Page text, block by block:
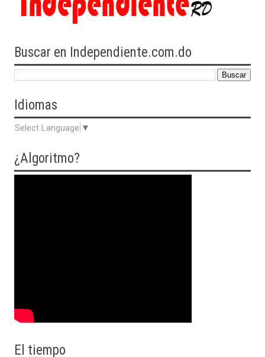
Buscar en Independiente.com.do
Idiomas
Select Language ▼
¿Algoritmo?
El tiempo